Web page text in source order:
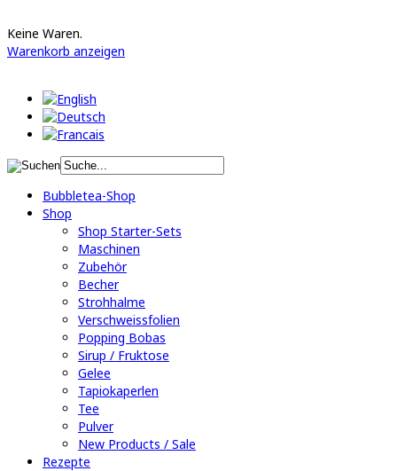
Keine Waren.
Warenkorb anzeigen
Bubbletea-Shop
Shop
Shop Starter-Sets
Maschinen
Zubehör
Becher
Strohhalme
Verschweissfolien
Popping Bobas
Sirup / Fruktose
Gelee
Tapiokaperlen
Tee
Pulver
New Products / Sale
Rezepte